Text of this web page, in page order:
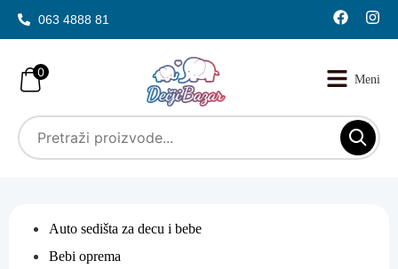
063 4888 81
0
Auto sedišta za decu i bebe
Bebi oprema